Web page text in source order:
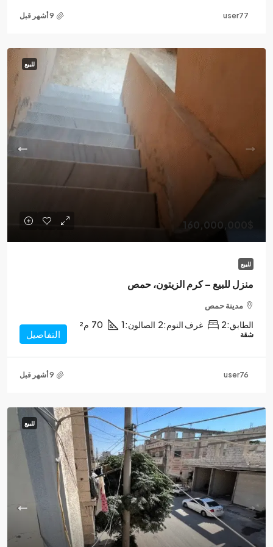
user77
للبيع
160,000,000$
للبيع
منزل للبيع – كرم الزيتون، حمص
مدينة حمص
الطابق:2 غرف النوم:2 الصالون:1
70 م²
شقة التفاصيل
user76
للبيع